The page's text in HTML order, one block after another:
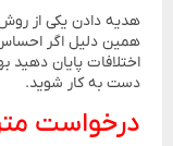
هدیه دادن یکی از
همین دلیل اگر
اختلافات پایان دهید
دست به کار شوید.
درخواست